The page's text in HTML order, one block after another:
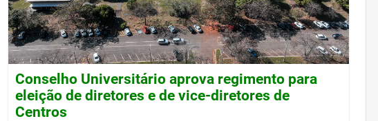
Conselho Universitário aprova regimento para
eleição de diretores e de vice-diretores de
Centros